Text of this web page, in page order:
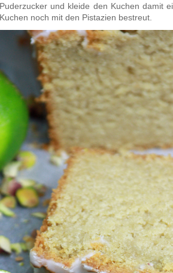
Puderzucker und kleide den Kuchen damit
Kuchen noch mit den Pistazien bestreut.